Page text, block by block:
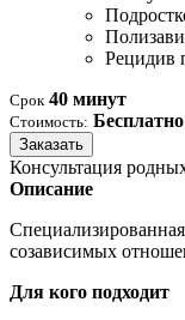
Рецидив
Срок 40 минут
Стоимость: Бесплатно
Заказать
Консультация
Описание
созависимых
Для кого подходит